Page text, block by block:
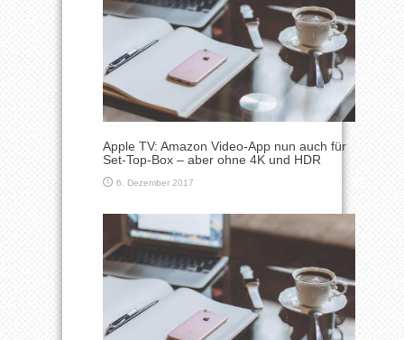
Apple TV: Amazon Video-App nun auch für
Set-Top-Box – aber ohne 4K und HDR
6. Dezember 2017